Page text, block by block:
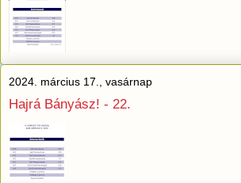
2024. március 17., vasárnap
Hajrá Bányász! - 22.